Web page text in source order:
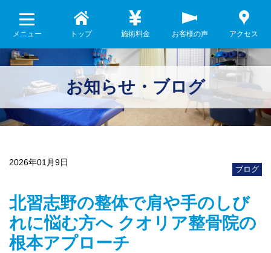
メニュー トップ 施術料金 お客様の声 アクセス
お知らせ・ブログ
2026年01月9日
ブログ
北習志野の整体で肩や手のしび
れに悩む方へ クオリア整骨院の
根本アプローチ